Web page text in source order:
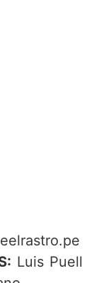
Luis Puell